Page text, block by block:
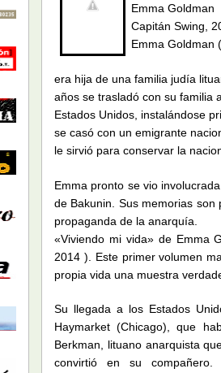
Emma Goldman
Capitán Swing,
Emma Goldman
era hija de una familia judía
años se trasladó con su familia
Estados Unidos, instalándose
se casó con un emigrante
le sirvió para conservar la
Emma pronto se vio
de Bakunin. Sus memorias
propaganda de la anarquía.
«Viviendo mi vida» de Emma
2014 ). Este primer volumen
propia vida una muestra
Su llegada a los Estados
Haymarket (Chicago), que
Berkman, lituano anarquista
convirtió en su